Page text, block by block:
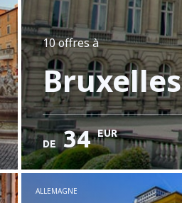
10 offresà
Bruxelles
DE 34 EUR
ALLEMAGNE